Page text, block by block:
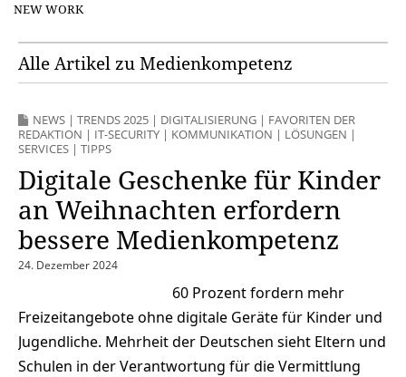
NEW WORK
Alle Artikel zu Medienkompetenz
NEWS | TRENDS 2025 | DIGITALISIERUNG | FAVORITEN DER
REDAKTION | IT-SECURITY | KOMMUNIKATION | LÖSUNGEN |
SERVICES | TIPPS
Digitale Geschenke für Kinder
an Weihnachten erfordern
bessere Medienkompetenz
24. Dezember 2024
60 Prozent fordern mehr
Freizeitangebote ohne digitale Geräte für Kinder und
Jugendliche. Mehrheit der Deutschen sieht Eltern und
Schulen in der Verantwortung für die Vermittlung